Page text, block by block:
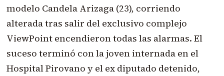
modelo Candela Arizaga (23), corriendo
alterada tras salir del exclusivo complejo
ViewPoint encendieron todas las alarmas. El
suceso terminó con la joven internada en el
Hospital Pirovano y el ex diputado detenido,